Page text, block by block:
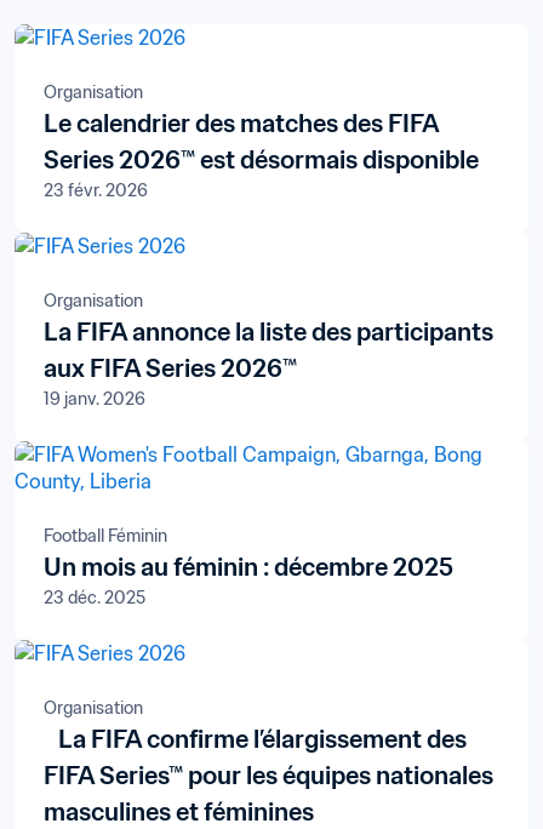
Organisation
Le calendrier des matches des FIFA
Series 2026™ est désormais disponible
23 févr. 2026
Organisation
La FIFA annonce la liste des participants
aux FIFA Series 2026™
19 janv. 2026
Football Féminin
Un mois au féminin : décembre 2025
23 déc. 2025
Organisation
La FIFA confirme l’élargissement des
FIFA Series™ pour les équipes nationales
masculines et féminines